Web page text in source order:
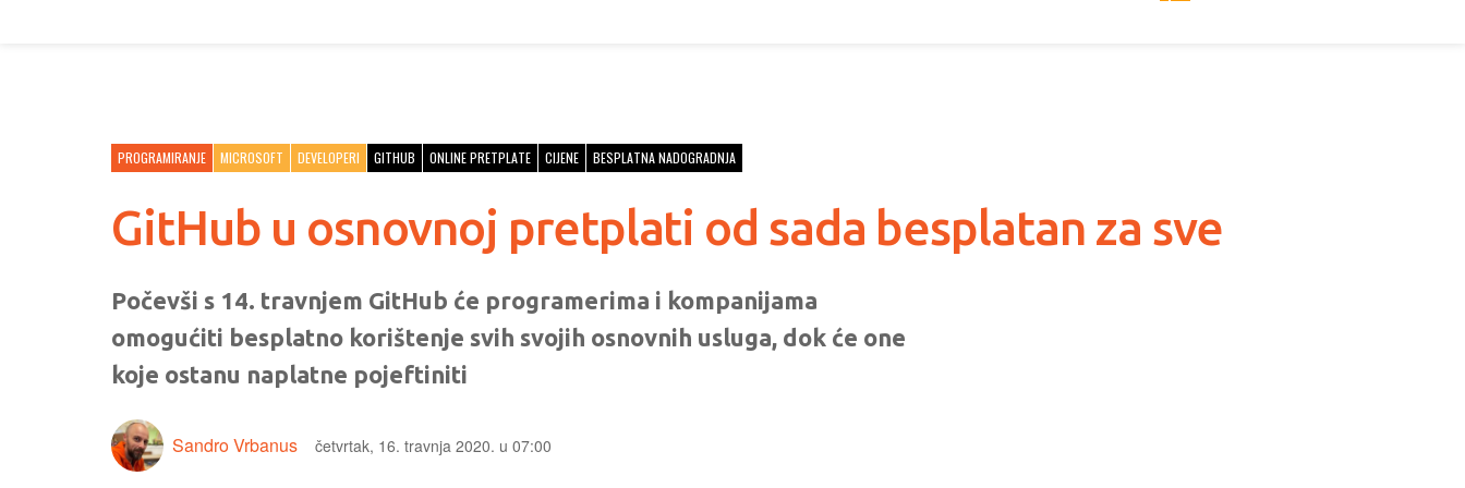
PROGRAMIRANJE MICROSOFT DEVELOPERI GITHUB ONLINE PRETPLATE CIJENE BESPLATNA NADOGRADNJA
GitHub u osnovnoj pretplati od sada besplatan za sve
Počevši s 14. travnjem GitHub će programerima i kompanijama
omogućiti besplatno korištenje svih svojih osnovnih usluga, dok će one
koje ostanu naplatne pojeftiniti
Sandro Vrbanus četvrtak, 16. travnja 2020. u 07:00